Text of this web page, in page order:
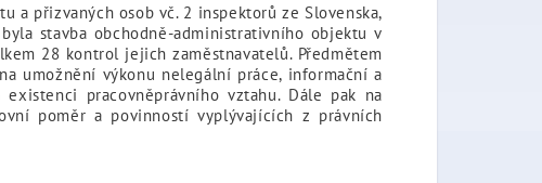
a přizvaných osob vč. 2 inspektorů ze Slovenska,
stavba obchodně-administrativního objektu v
28 kontrol jejich zaměstnavatelů. Předmětem
umožnění výkonu nelegální práce, informační a
pracovněprávního vztahu. Dále pak na
poměr a povinností vyplývajících z právních